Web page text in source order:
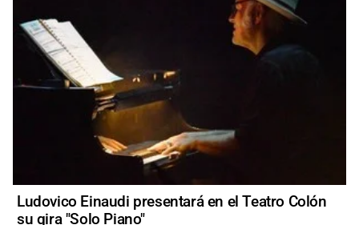
Ludovico Einaudi presentará en el Teatro Colón
su gira "Solo Piano"